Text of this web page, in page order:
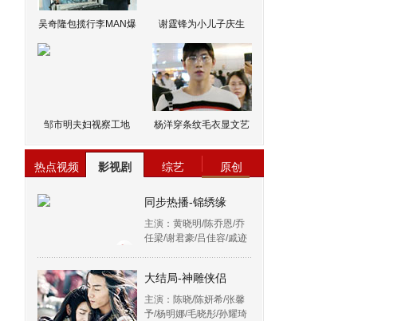
吴奇隆包揽行李MAN爆 谢霆锋为小儿子庆生
邹市明夫妇视察工地 杨洋穿条纹毛衣显文艺
热点视频 影视剧 综艺 原创
同步热播-锦绣缘
主演：黄晓明/陈乔恩/乔
任梁/谢君豪/吕佳容/戚迹
大结局-神雕侠侣
主演：陈晓/陈妍希/张馨
予/杨明娜/毛晓彤/孙耀琦